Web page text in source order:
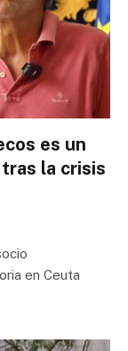
es un
la crisis
en Ceuta